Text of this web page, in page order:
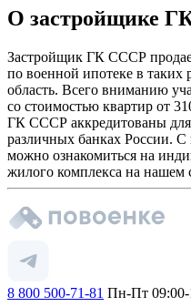
О застройщике
Застройщик ГК СССР
по военной ипотеке в таких
область. Всего вниманию
со стоимостью квартир от
ГК СССР аккредитованы
различных банках России.
можно ознакомиться на
жилого комплекса на нашем
8 800 500-71-81 Пн-Пт 09:00-